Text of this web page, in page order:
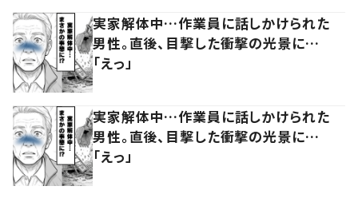
実家解体中…作業員に話しかけられた
男性。直後、目撃した衝撃の光景に…
「えっ」
実家解体中…作業員に話しかけられた
男性。直後、目撃した衝撃の光景に…
「えっ」